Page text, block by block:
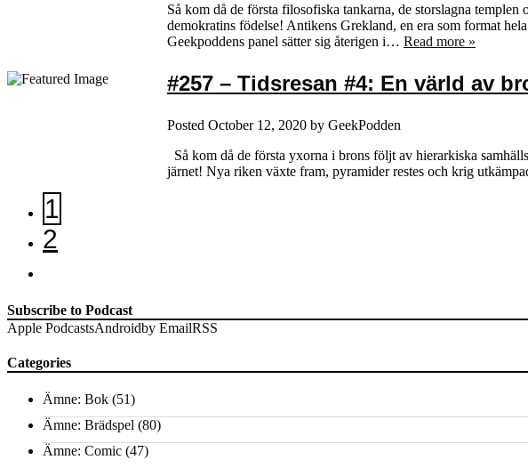
Så kom då de första filosofiska tankarna, de storslagna
demokratins födelse! Antikens Grekland, en era som format
Geekpoddens panel sätter sig återigen i… Read more »
#257 – Tidsresan #4: En värld av
Posted October 12, 2020 by GeekPodden
Så kom då de första yxorna i brons följt av hierarkiska
järnet! Nya riken växte fram, pyramider restes och krig
1
2
Subscribe to Podcast
Apple PodcastsAndroidby EmailRSS
Categories
Ämne: Bok (51)
Ämne: Brädspel (80)
Ämne: Comic (47)